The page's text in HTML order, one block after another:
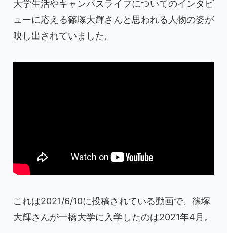
大学生活やキャンパスライフについてのインタビ
ューに応える篠塚大輝さんと思われる人物の姿が
映し出されていました。
これは2021/6/10に投稿されている動画で、篠塚
大輝さんが一橋大学に入学したのは2021年4月。